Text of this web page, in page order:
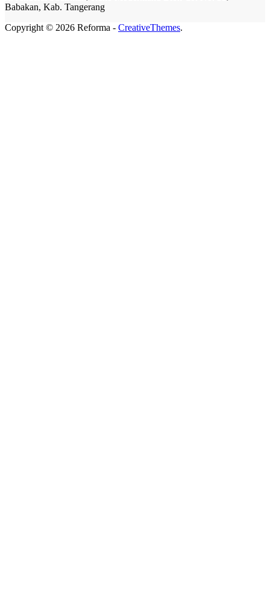
Babakan, Kab. Tangerang
Copyright © 2026 Reforma - CreativeThemes.